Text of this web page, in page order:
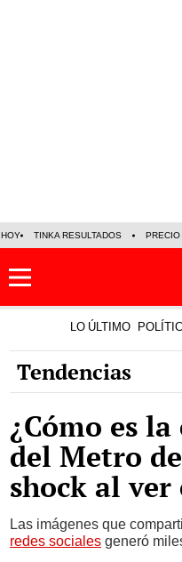
HOY TINKA RESULTADOS PRECIO
LO ÚLTIMO
Tendencias
¿Cómo es
del Metro
shock al
Las imágenes que
redes sociales generó